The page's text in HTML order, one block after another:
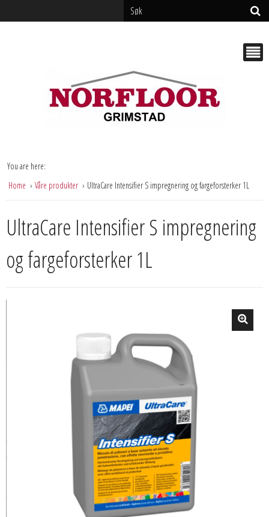
You are here:
Home
Våre produkter UltraCare Intensifier S impregnering og fargeforsterker 1L
UltraCare Intensifier S impregnering
og fargeforsterker 1L